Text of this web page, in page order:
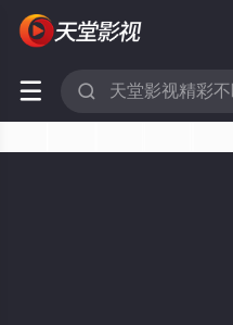
 